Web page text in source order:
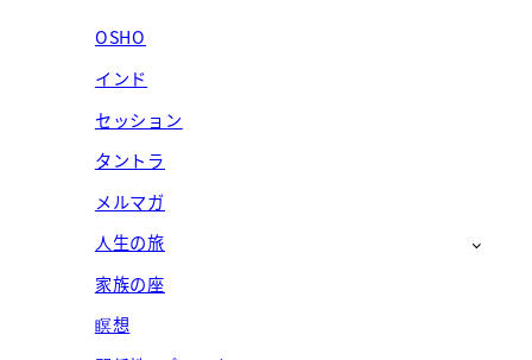
OSHO
インド
セッション
タントラ
メルマガ
人生の旅
家族の座
瞑想